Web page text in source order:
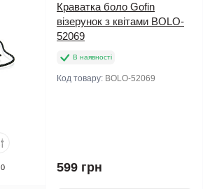
0
Краватка боло Gofin
візерунок з квітами BOLO-
52069
В наявності
Код товару: BOLO-52069
599 грн